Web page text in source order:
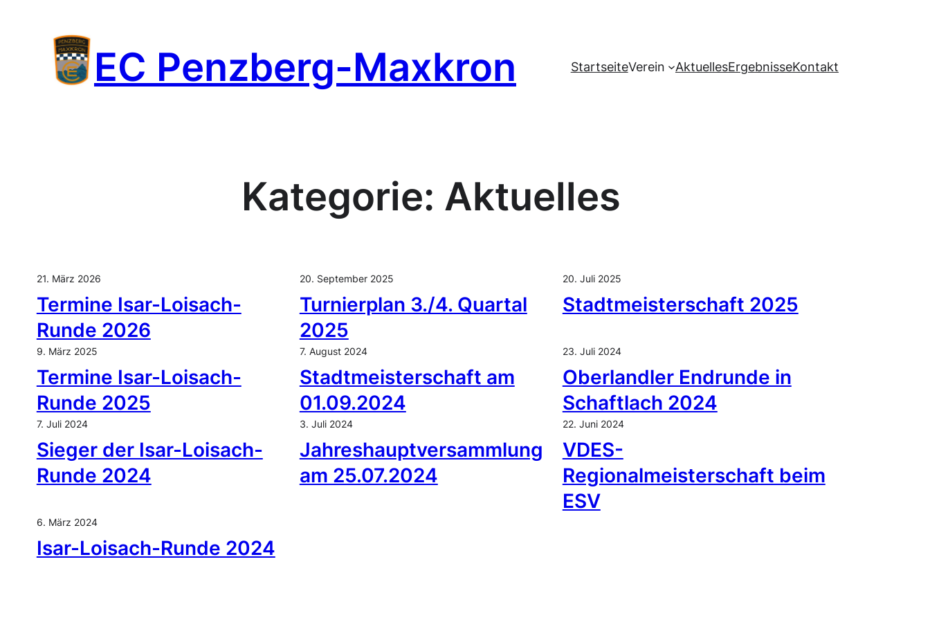
springen
EC Penzberg-Maxkron StartseiteVerein AktuellesErgebnisseKontakt
Kategorie: Aktuelles
21. März 2026
Termine Isar-Loisach-
Runde 2026
20. September 2025
Turnierplan 3./4. Quartal
2025
20. Juli 2025
Stadtmeisterschaft 2025
9. März 2025
Termine Isar-Loisach-
Runde 2025
7. August 2024
Stadtmeisterschaft am
01.09.2024
23. Juli 2024
Oberlandler Endrunde in
Schaftlach 2024
7. Juli 2024
Sieger der Isar-Loisach-
Runde 2024
3. Juli 2024
Jahreshauptversammlung
am 25.07.2024
22. Juni 2024
VDES-
Regionalmeisterschaft beim
ESV
6. März 2024
Isar-Loisach-Runde 2024